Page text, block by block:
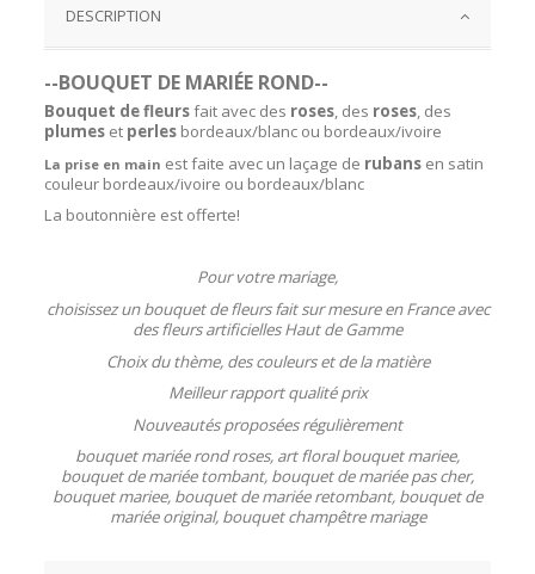
DESCRIPTION
--BOUQUET DE MARIÉE ROND--
Bouquet de fleursfait avec des roses, des roses, des
plumes et perles bordeaux/blanc ou bordeaux/ivoire
La prise en main est faite avec un laçage de rubans en satin
couleur bordeaux/ivoire ou bordeaux/blanc
La boutonnière est offerte!
Pour votre mariage,
choisissez un bouquet de fleurs fait sur mesure en France avec
des fleurs artificielles Haut de Gamme
Choix du thème, des couleurs et de la matière
Meilleur rapport qualité prix
Nouveautés proposées régulièrement
bouquet mariée rond roses, art floral bouquet mariee,
bouquet de mariée tombant, bouquet de mariée pas cher,
bouquet mariee, bouquet de mariée retombant, bouquet de
mariée original, bouquet champêtre mariage